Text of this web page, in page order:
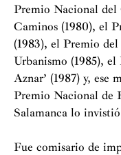
Premio Nacional
Caminos (1980), el
(1983), el Premio
Urbanismo (1985),
Aznar’ (1987) y, ese
Premio Nacional de
Salamanca lo
Fue comisario de